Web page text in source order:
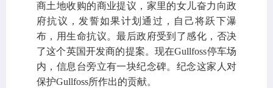
商土地收购的商业提议，家里的女儿奋力向政
府抗议，发誓如果计划通过，自己将跃下瀑
布，用生命抗议。最后政府受到了感化，否决
了这个英国开发商的提案。现在Gullfoss停车场
内，信息台旁立有一块纪念碑。纪念这家人对
保护Gullfoss所作出的贡献。